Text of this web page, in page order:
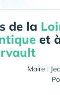
de la
et
Maire :